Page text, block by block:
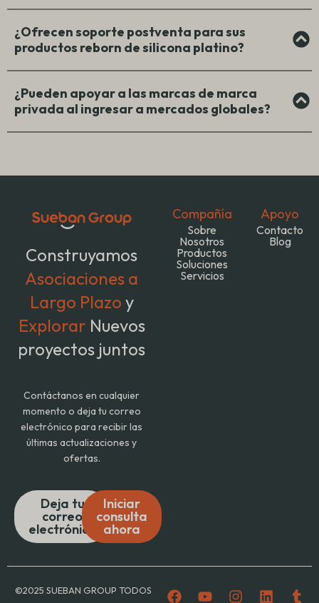
¿Ofrecen soporte postventa para sus
productos reborn de silicona platino?
¿Pueden apoyar a las marcas de marca
privada al ingresar a mercados globales?
Construyamos
Asociaciones a
Largo Plazo y
Explorar Nuevos
proyectos juntos
Contáctanos en cualquier
momento o deja tu correo
electrónico para recibir las
últimas actualizaciones y
ofertas.
Deja tu
correo
electrónico
Iniciar
consulta
ahora
Compañía
Sobre
Nosotros
Productos
Soluciones
Servicios
Apoyo
Contacto
Blog
©2025 SUEBAN GROUP TODOS
F
Y
I
L
T